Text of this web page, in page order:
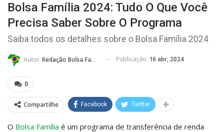
Bolsa Família 2024: Tudo O Que Você
Precisa Saber Sobre O Programa
Saiba todos os detalhes sobre o Bolsa Família 2024
Autor Redação Bolsa Família Publicação 16 abr, 2024
0
Compartilhe Facebook Twitter
O Bolsa Família é um programa de transferência de renda